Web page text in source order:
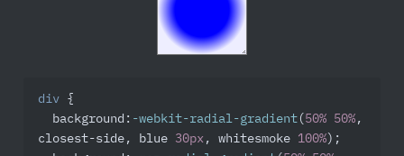
div {
background : -webkit-radial-gradient ( 50% 50% ,
closest-side, blue 30px , whitesmoke 100% );